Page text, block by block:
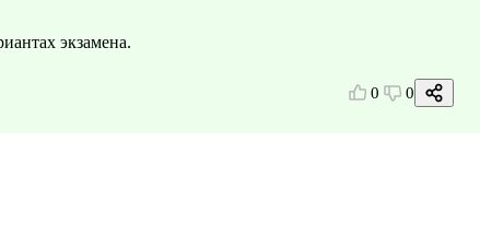
экзамена.
0 0